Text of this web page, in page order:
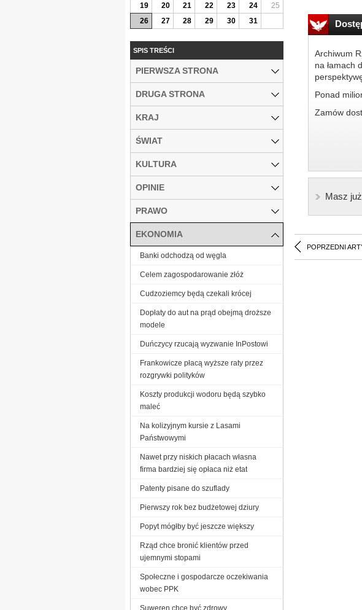
Archiwum
na łamach
Ponad
Zamów
Masz
POPRZEDNI
19
20 21 22 23 24
25
26
27 28 29 30 31
SPIS TREŚCI
PIERWSZA STRONA
DRUGA STRONA
KRAJ
ŚWIAT
KULTURA
OPINIE
PRAWO
EKONOMIA
Banki odchodzą od węgla
Celem zagospodarowanie złóż
Cudzoziemcy będą czekali krócej
Dopłaty do aut na prąd obejmą droższe
modele
Duńczycy rzucają wyzwanie InPostowi
Frankowicze płacą wyższe raty przez
rozgrywki polityków
Koszty produkcji wodoru będą szybko
maleć
Na kolizyjnym kursie z Lasami
Państwowymi
Nawet przy niskich płacach własna
firma bardziej się opłaca niż etat
Patenty pisane do szuflady
Pierwszy rok bez budżetowej dziury
Popyt mógłby być jeszcze większy
Rząd chce bronić klientów przed
ujemnymi stopami
Społeczne i gospodarcze oczekiwania
wobec PPK
Suweren chce być zdrowy